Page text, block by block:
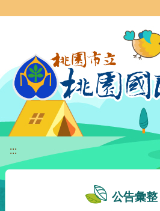
:::
公告彙整